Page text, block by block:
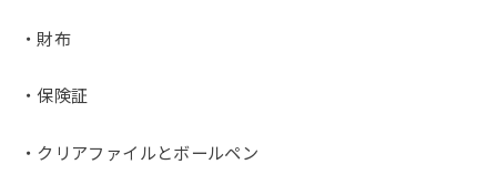
・財布
・保険証
・クリアファイルとボールペン